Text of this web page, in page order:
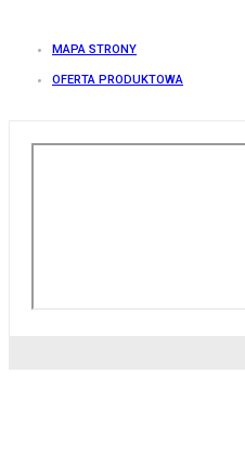
MAPA STRONY
OFERTA PRODUKTOWA